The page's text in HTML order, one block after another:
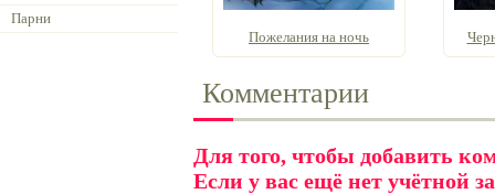
Парни
Пожелания на ночь
Комментарии
Для того, чтобы добавить
Если у вас ещё нет учётной